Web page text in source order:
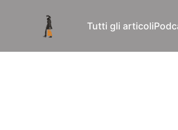
Tutti gli articoli